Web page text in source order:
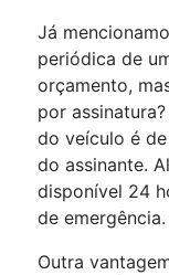
Já
periódica de
orçamento,
por
do veículo é
do assinante.
disponível 24
de
Outra